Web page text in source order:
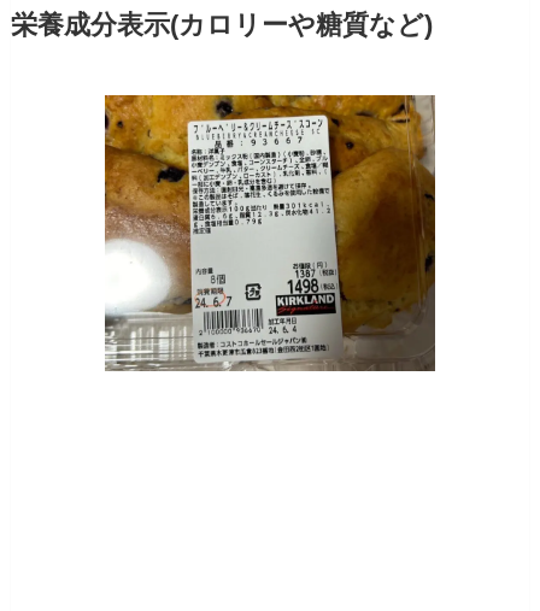
栄養成分表示(カロリーや糖質など)